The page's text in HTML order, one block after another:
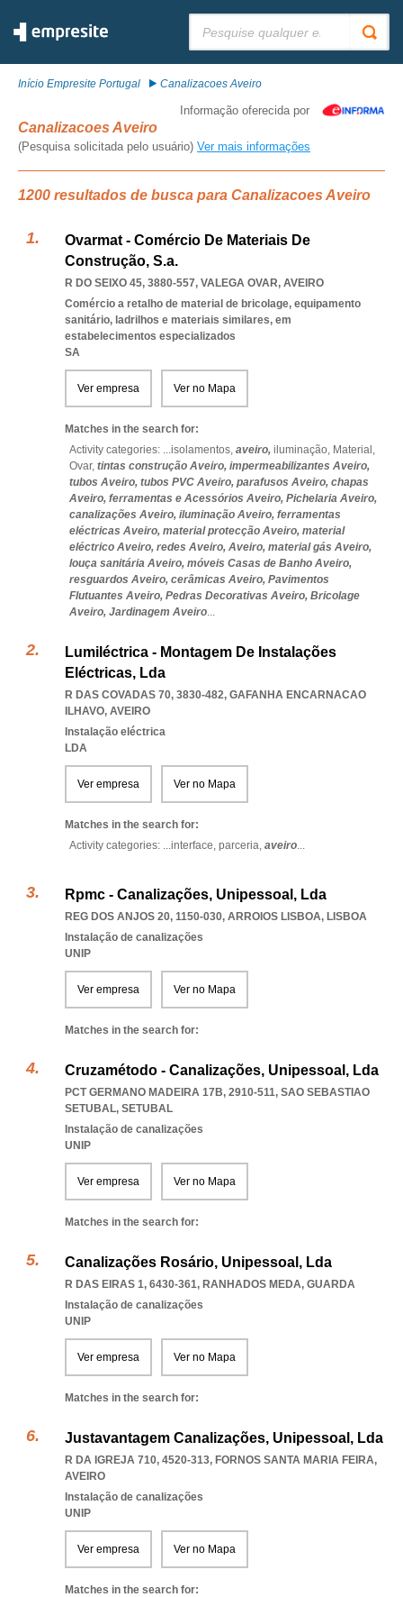
Início Empresite Portugal Canalizacoes Aveiro
Informação oferecida por
Canalizacoes Aveiro
(Pesquisa solicitada pelo usuário) Ver mais informações
1200 resultados de busca para Canalizacoes Aveiro
Ovarmat - Comércio De Materiais De
Construção, S.a.
R DO SEIXO 45, 3880-557, VALEGA OVAR, AVEIRO
Comércio a retalho de material de bricolage, equipamento
sanitário, ladrilhos e materiais similares, em
estabelecimentos especializados
SA
Ver empresa Ver no Mapa
Matches in the search for:
Activity categories: ...isolamentos, aveiro, iluminação, Material,
Ovar, tintas construção Aveiro, impermeabilizantes Aveiro,
tubos Aveiro, tubos PVC Aveiro, parafusos Aveiro, chapas
Aveiro, ferramentas e Acessórios Aveiro, Pichelaria Aveiro,
canalizações Aveiro, iluminação Aveiro, ferramentas
eléctricas Aveiro, material protecção Aveiro, material
eléctrico Aveiro, redes Aveiro, Aveiro, material gás Aveiro,
louça sanitária Aveiro, móveis Casas de Banho Aveiro,
resguardos Aveiro, cerâmicas Aveiro, Pavimentos
Flutuantes Aveiro, Pedras Decorativas Aveiro, Bricolage
Aveiro, Jardinagem Aveiro...
Lumiléctrica - Montagem De Instalações
Eléctricas, Lda
R DAS COVADAS 70, 3830-482, GAFANHA ENCARNACAO
ILHAVO, AVEIRO
Instalação eléctrica
LDA
Ver empresa Ver no Mapa
Matches in the search for:
Activity categories: ...interface, parceria, aveiro...
Rpmc - Canalizações, Unipessoal, Lda
REG DOS ANJOS 20, 1150-030, ARROIOS LISBOA, LISBOA
Instalação de canalizações
UNIP
Ver empresa Ver no Mapa
Matches in the search for:
Cruzamétodo - Canalizações, Unipessoal, Lda
PCT GERMANO MADEIRA 17B, 2910-511, SAO SEBASTIAO
SETUBAL, SETUBAL
Instalação de canalizações
UNIP
Ver empresa Ver no Mapa
Matches in the search for:
Canalizações Rosário, Unipessoal, Lda
R DAS EIRAS 1, 6430-361, RANHADOS MEDA, GUARDA
Instalação de canalizações
UNIP
Ver empresa Ver no Mapa
Matches in the search for:
Justavantagem Canalizações, Unipessoal, Lda
R DA IGREJA 710, 4520-313, FORNOS SANTA MARIA FEIRA,
AVEIRO
Instalação de canalizações
UNIP
Ver empresa Ver no Mapa
Matches in the search for: